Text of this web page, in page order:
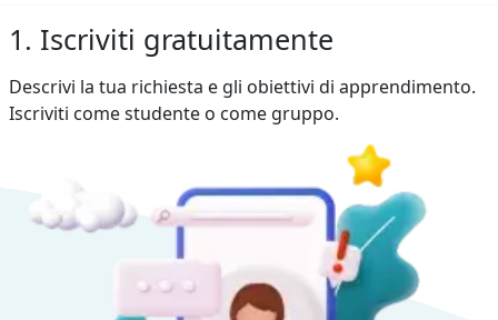
1. Iscriviti gratuitamente
Descrivi la tua richiesta e gli obiettivi di apprendimento.
Iscriviti come studente o come gruppo.